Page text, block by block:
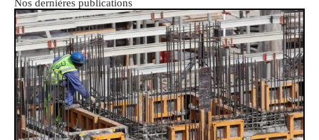
Nos dernières publications